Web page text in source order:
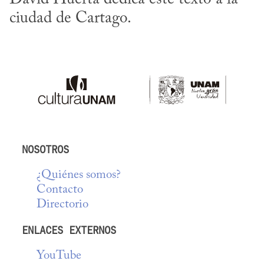
ciudad de Cartago.
NOSOTROS
¿Quiénes somos?
Contacto
Directorio
ENLACES EXTERNOS
YouTube